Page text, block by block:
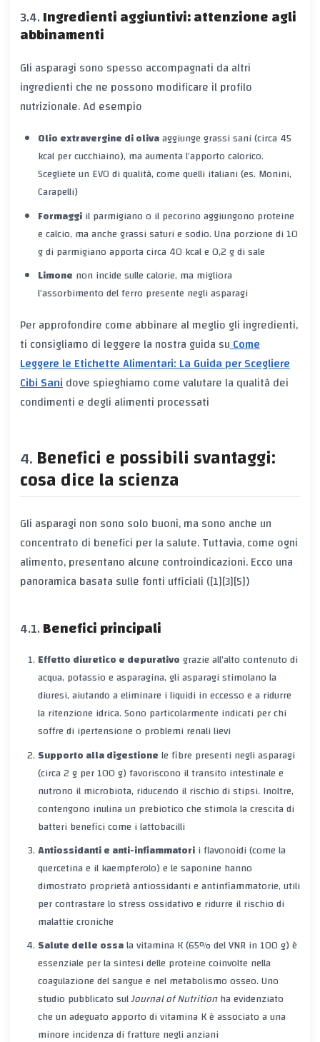
Ingredienti aggiuntivi: attenzione agli
abbinamenti
Gli asparagi sono spesso accompagnati da altri
ingredienti che ne possono modificare il profilo
nutrizionale. Ad esempio
Olio extravergine di olivaaggiunge grassi sani (circa 45
kcal per cucchiaino), ma aumenta l’apporto calorico.
Scegliete un EVO di qualità, come quelli italiani (es. Monini,
Carapelli)
Formaggiil parmigiano o il pecorino aggiungono proteine
e calcio, ma anche grassi saturi e sodio. Una porzione di 10
g di parmigiano apporta circa 40 kcale0,2 g di sale
Limone non incide sulle calorie, ma migliora
l’assorbimento del ferro presente negli asparagi
Per approfondire come abbinare al meglio gli ingredienti,
ti consigliamo di leggere la nostra guida suCome
Leggere le Etichette Alimentari: La Guida per Scegliere
Cibi Sanidove spieghiamo come valutare la qualità dei
condimenti e degli alimenti processati
Benefici e possibili svantaggi:
cosa dice la scienza
Gli asparagi non sono solo buoni, ma sono anche un
concentrato di benefici per la salute. Tuttavia, come ogni
alimento, presentano alcune controindicazioni. Ecco una
panoramica basata sulle fonti ufficiali ([1][3][5])
Benefici principali
Effetto diuretico e depurativograzie all’alto contenuto di
acqua, potassio e asparagina, gli asparagi stimolano la
diuresi, aiutando a eliminare i liquidi in eccesso e a ridurre
la ritenzione idrica. Sono particolarmente indicati per chi
soffre di ipertensione o problemi renali lievi
Supporto alla digestionele fibre presenti negli asparagi
(circa 2 g per 100 g) favoriscono il transito intestinale e
nutrono il microbiota, riducendo il rischio di stipsi. Inoltre,
contengono inulinaun prebiotico che stimola la crescita di
batteri benefici come i lattobacilli
Antiossidanti e anti-infiammatorii flavonoidi (come la
quercetina e il kaempferolo) e le saponine hanno
dimostrato proprietà antiossidanti e antinfiammatorie, utili
per contrastare lo stress ossidativo e ridurre il rischio di
malattie croniche
Salute delle ossala vitamina K (65% del VNR in 100 g) è
essenziale per la sintesi delle proteine coinvolte nella
coagulazione del sangue e nel metabolismo osseo. Uno
studio pubblicato sulJournal of Nutritionha evidenziato
che un adeguato apporto di vitamina K è associato a una
minore incidenza di fratture negli anziani